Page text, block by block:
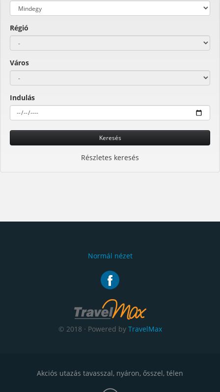
Régió
Város
Indulás
Keresés
Részletes keresés
Normál nézet
© 2018 · Powered by TravelMax
Akciós utazás tavasszal, nyáron, ősszel, télen